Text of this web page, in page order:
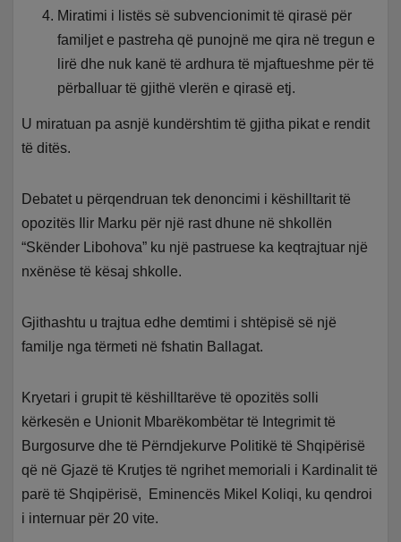
Miratimi i listës së subvencionimit të qirasë për
familjet e pastreha që punojnë me qira në tregun e
lirë dhe nuk kanë të ardhura të mjaftueshme për të
përballuar të gjithë vlerën e qirasë etj.
U miratuan pa asnjë kundërshtim të gjitha pikat e rendit
të ditës.
Debatet u përqendruan tek denoncimi i këshilltarit të
opozitës Ilir Marku për një rast dhune në shkollën
“Skënder Libohova” ku një pastruese ka keqtrajtuar një
nxënëse të kësaj shkolle.
Gjithashtu u trajtua edhe demtimi i shtëpisë së një
familje nga tërmeti në fshatin Ballagat.
Kryetari i grupit të këshilltarëve të opozitës solli
kërkesën e Unionit Mbarëkombëtar të Integrimit të
Burgosurve dhe të Përndjekurve Politikë të Shqipërisë
që në Gjazë të Krutjes të ngrihet memoriali i Kardinalit të
parë të Shqipërisë, Eminencës Mikel Koliqi, ku qendroi
i internuar për 20 vite.